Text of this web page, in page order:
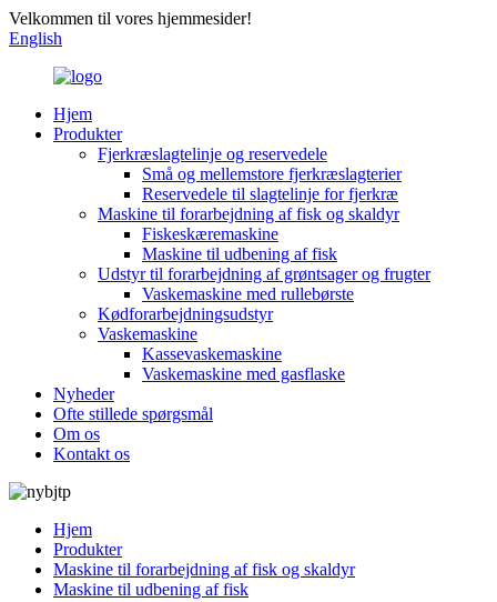
Velkommen til vores hjemmesider!
English
Hjem
Produkter
Fjerkræslagtelinje og reservedele
Små og mellemstore fjerkræslagterier
Reservedele til slagtelinje for fjerkræ
Maskine til forarbejdning af fisk og skaldyr
Fiskeskæremaskine
Maskine til udbening af fisk
Udstyr til forarbejdning af grøntsager og frugter
Vaskemaskine med rullebørste
Kødforarbejdningsudstyr
Vaskemaskine
Kassevaskemaskine
Vaskemaskine med gasflaske
Nyheder
Ofte stillede spørgsmål
Om os
Kontakt os
Hjem
Produkter
Maskine til forarbejdning af fisk og skaldyr
Maskine til udbening af fisk